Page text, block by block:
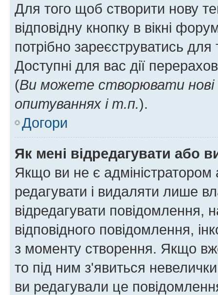
Для того щоб створити нову
відповідну кнопку в вікні
потрібно зареєструватись
Доступні для вас дії
(Ви можете створювати
опитуваннях і т.п.).
Догори
Як мені відредагувати або
Якщо ви не є
редагувати і видаляти лише
відредагувати повідомлення,
відповідного повідомлення,
з моменту створення. Якщо
то під ним з'явиться
ви редагували це